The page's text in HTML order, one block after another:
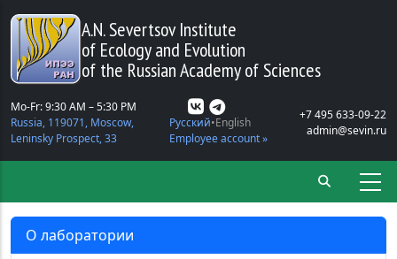
Skip to main content
A.N. Severtsov Institute
of Ecology and Evolution
of the Russian Academy of Sciences
Mo-Fr: 9:30 AM – 5:30 PM
Russia, 119071, Moscow,
Leninsky Prospect, 33
Русский English
Employee account »
+7 495 633-09-22
admin@sevin.ru
О лаборатории